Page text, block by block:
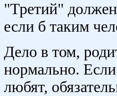
"Третий"
если б таким
Дело в том,
нормально. Если
любят,